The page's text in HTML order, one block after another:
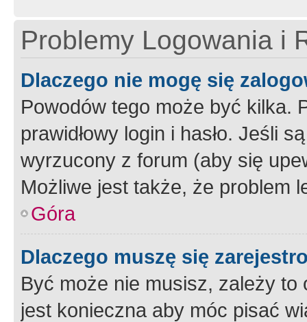
Problemy Logowania i
Dlaczego nie mogę się
Powodów tego może być kilka.
prawidłowy login i hasło. Jeśli
wyrzucony z forum (aby się
Możliwe jest także, że problem
Góra
Dlaczego muszę się
Być może nie musisz, zależy
jest konieczna aby móc pisać